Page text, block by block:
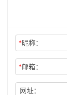
*昵称：
*邮箱：
网址：